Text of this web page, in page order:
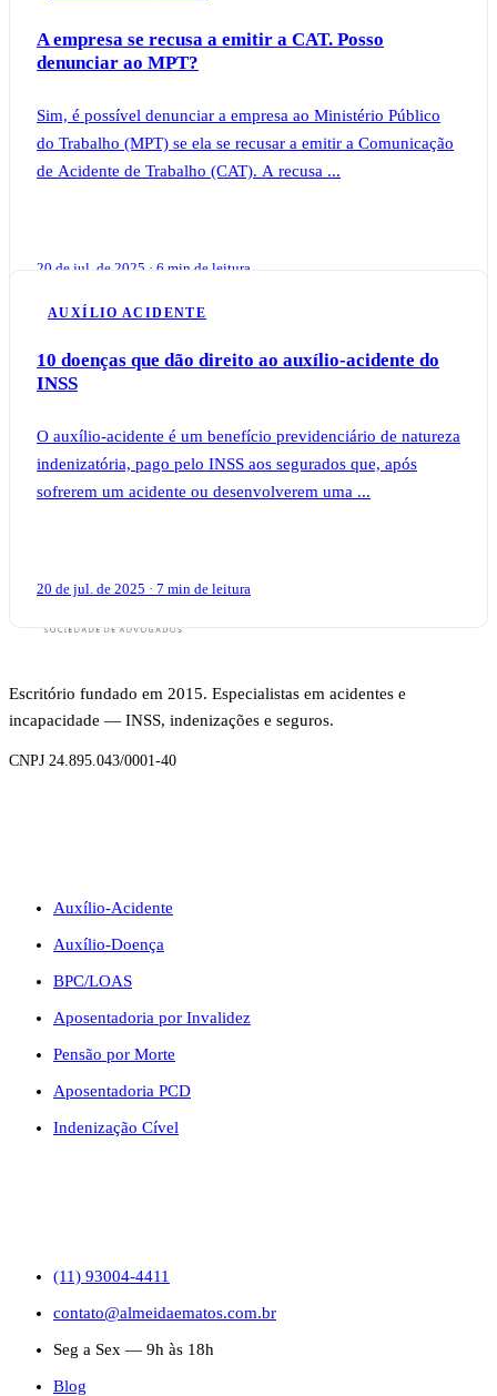
A empresa se recusa a emitir a CAT. Posso
denunciar ao MPT?
Sim, é possível denunciar a empresa ao Ministério Público
do Trabalho (MPT) se ela se recusar a emitir a Comunicação
de Acidente de Trabalho (CAT). A recusa ...
20 de jul. de 2025 · 6 min de leitura
AUXÍLIO ACIDENTE
10 doenças que dão direito ao auxílio-acidente do
INSS
O auxílio-acidente é um benefício previdenciário de natureza
indenizatória, pago pelo INSS aos segurados que, após
sofrerem um acidente ou desenvolverem uma ...
20 de jul. de 2025 · 7 min de leitura
Escritório fundado em 2015. Especialistas em acidentes e
incapacidade — INSS, indenizações e seguros.
CNPJ 24.895.043/0001-40
Auxílio-Acidente
Auxílio-Doença
BPC/LOAS
Aposentadoria por Invalidez
Pensão por Morte
Aposentadoria PCD
Indenização Cível
(11) 93004-4411
contato@almeidaematos.com.br
Seg a Sex — 9h às 18h
Blog